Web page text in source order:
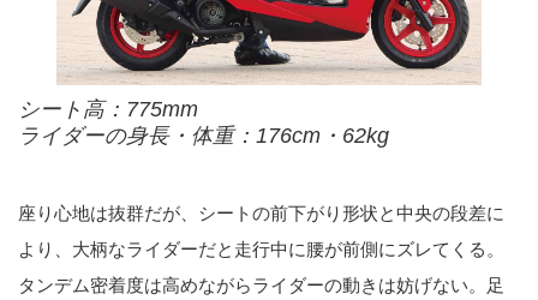
シート高：775mm
ライダーの身長・体重：176cm・62kg
座り心地は抜群だが、シートの前下がり形状と中央の段差に
より、大柄なライダーだと走行中に腰が前側にズレてくる。
タンデム密着度は高めながらライダーの動きは妨げない。足